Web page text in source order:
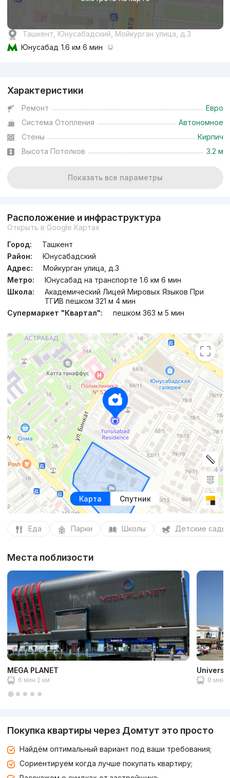
Ташкент, Юнусабадский, Мойкурган улица, д.3
Юнусабад 1.6 км 6 мин
Характеристики
Ремонт
Евро
Система Отопления
Автономное
Стены
Кирпич
Высота Потолков
3.2 м
Показать все параметры
Расположение и инфраструктура
Открыть в Google Картах
Город:
Ташкент
Район:
Юнусабадский
Адрес:
Мойкурган улица, д.3
Метро:
Юнусабад на транспорте 1.6 км 6 мин
Школа:
Академический Лицей Мировых Языков При
ТГИВ пешком 321 м 4 мин
Супермаркет "Квартал":
пешком 363 м 5 мин
Карта Спутник
Еда Парки Школы Детские сады
Места поблизости
MEGA PLANET
6 мин 2 км 8 мин
Покупка квартиры через Домтут это просто
Найдём оптимальный вариант под ваши требования;
Сориентируем когда лучше покупать квартиру;